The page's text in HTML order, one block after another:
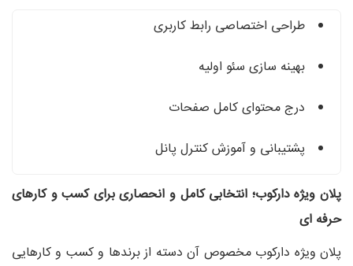
طراحی اختصاصی رابط کاربری
بهینه‌ سازی سئو اولیه
درج محتوای کامل صفحات
پشتیبانی و آموزش کنترل پانل
پلان ویژه دارکوب؛ انتخابی کامل و انحصاری برای کسب‌ و کارهای
حرفه‌ ای
پلان ویژه دارکوب مخصوص آن دسته از برندها و کسب‌ و کارهایی